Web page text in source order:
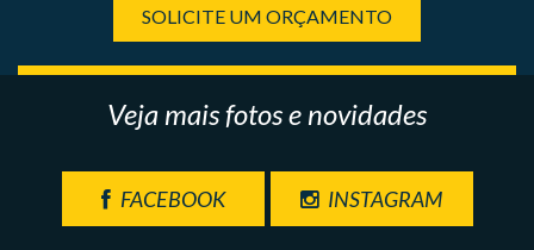
SOLICITE UM ORÇAMENTO
Veja mais fotos e novidades
FACEBOOK INSTAGRAM